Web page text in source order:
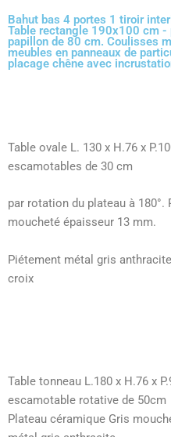
Bahut bas 4 portes 1 tiroir
Table rectangle 190x100 cm
papillon de 80 cm. Coulisses
meubles en panneaux de
placage chêne avec
Table ovale L. 130 x H.76 x
escamotables de 30 cm
par rotation du plateau à 180°.
moucheté épaisseur 13 mm.
Piétement métal gris
croix
Table tonneau L.180 x H.76 x
escamotable rotative de 50cm
Plateau céramique Gris